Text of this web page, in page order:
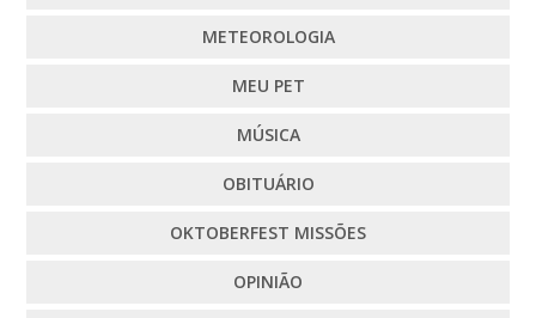
METEOROLOGIA
MEU PET
MÚSICA
OBITUÁRIO
OKTOBERFEST MISSÕES
OPINIÃO